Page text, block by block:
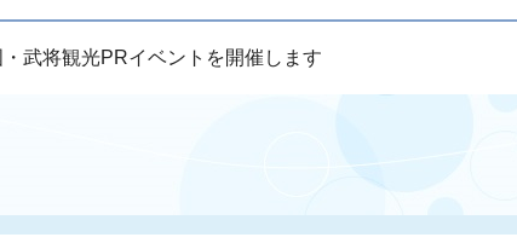
じ
る
じ
る
武将観光PRイベントを開催します